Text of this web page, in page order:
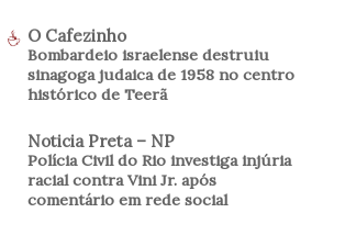
O Cafezinho
Bombardeio israelense destruiu
sinagoga judaica de 1958 no centro
histórico de Teerã
Noticia Preta – NP
Polícia Civil do Rio investiga injúria
racial contra Vini Jr. após
comentário em rede social